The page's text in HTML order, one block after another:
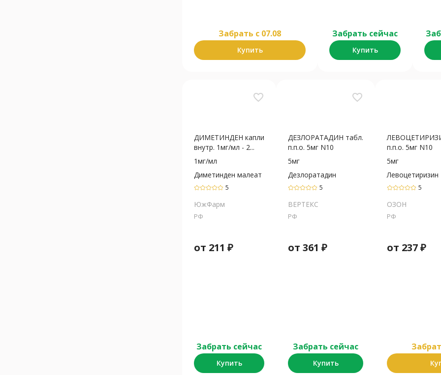
Забрать c 07.08
Купить
Забрать сейчас
Купить
favorite_border
ДИМЕТИНДЕН капли
внутр. 1мг/мл - 2...
1мг/мл
Диметинден малеат
5
ЮжФарм
РФ
от 211 ₽
Забрать сейчас
Купить
favorite_border
ДЕЗЛОРАТАДИН табл.
п.п.о. 5мг N10
5мг
Дезлоратадин
5
ВЕРТЕКС
РФ
от 361 ₽
Забрать сейчас
Купить
п.п.о. 5мг N10
5мг
Левоцетиризин
5
ОЗОН
РФ
от 237₽